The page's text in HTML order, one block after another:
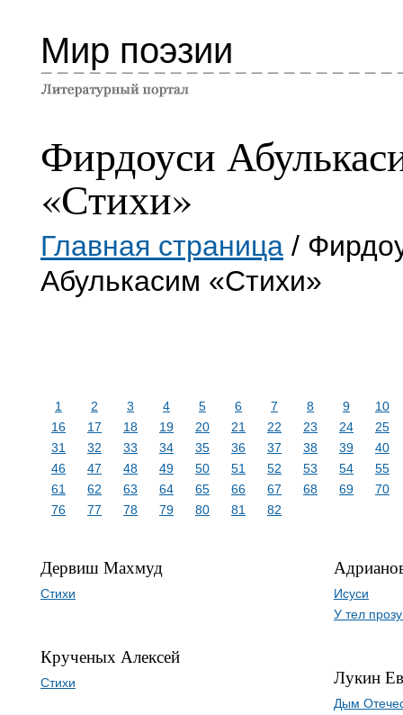
Мир поэзии
Фирдоуси
«Стихи»
Главная страница /
Абулькасим «Стихи»
1 2 3 4 5 6 7 8 9
10
16
17 18 19 20 21 22 23 24
25
31
32 33 34 35 36 37 38 39
40
46
47 48 49 50 51 52 53 54
55
61
62 63 64 65 66 67 68 69
70
76
77 78 79 80 81 82
Дервиш Махмуд
Стихи
Крученых Алексей
Стихи
Исуси
У тел
Лукин
Дым